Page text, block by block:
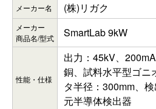
メーカー名 (株)リガク
メーカー
商品名/型式
SmartLab 9kW
性能・仕様
出力：45kV、
銅、試料水平型ゴニ
タ半径：300mm、
元半導体検出器